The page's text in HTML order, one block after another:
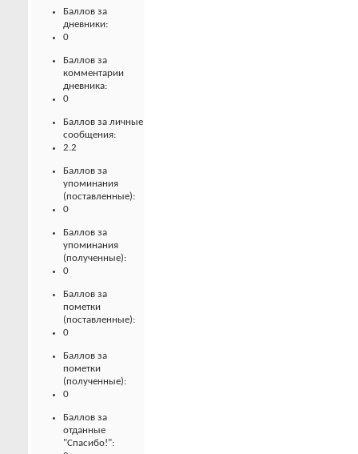
Баллов за
дневники:
0
Баллов за
комментарии
дневника:
0
Баллов за личные
сообщения:
2.2
Баллов за
упоминания
(поставленные):
0
Баллов за
упоминания
(полученные):
0
Баллов за
пометки
(поставленные):
0
Баллов за
пометки
(полученные):
0
Баллов за
отданные
"Спасибо!":